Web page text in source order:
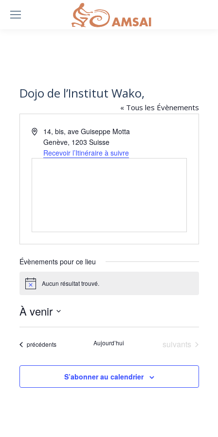
Dojo de l’Institut Wako,
« Tous les Évènements
Adresse14, bis, ave Guiseppe Motta
Genève, 1203 Suisse
Recevoir l’Itinéraire à suivre
Évènements pour ce lieu
Notice Aucun résultat trouvé.
À venir
Sélectionnez
date.
Évènements
précédents Aujourd’hui Évènements
suivants
S’abonner au calendrier